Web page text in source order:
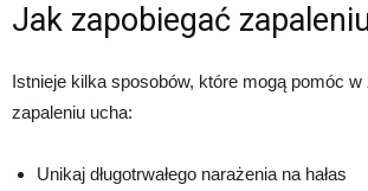
Jak zapobiegać
Istnieje kilka sposobów, które mogą pomóc w
zapaleniu ucha:
Unikaj długotrwałego narażenia na hałas